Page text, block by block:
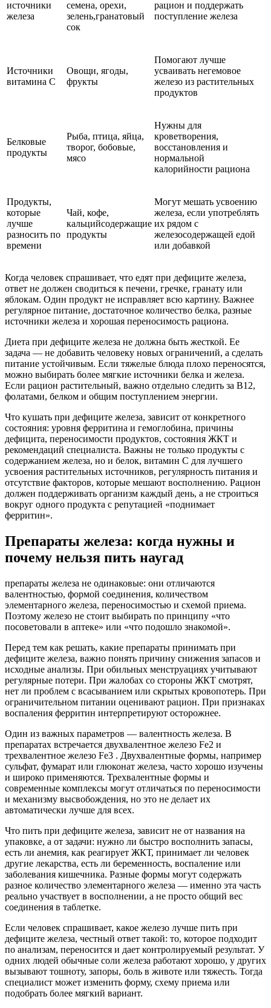
источники
железа
семена, орехи,
зелень,гранатовый
сок
рацион и поддержать
поступление железа
Источники
витамина C
Овощи, ягоды,
фрукты
Помогают лучше
усваивать негемовое
железо из растительных
продуктов
Белковые
продукты
Рыба, птица, яйца,
творог, бобовые,
мясо
Нужны для
кроветворения,
восстановления и
нормальной
калорийности рациона
Продукты,
которые
лучше
разносить по
времени
Чай, кофе,
кальцийсодержащие
продукты
Могут мешать усвоению
железа, если употреблять
их рядом с
железосодержащей едой
или добавкой
Когда человек спрашивает, что едят при дефиците железа,
ответ не должен сводиться к печени, гречке, гранату или
яблокам. Один продукт не исправляет всю картину. Важнее
регулярное питание, достаточное количество белка, разные
источники железа и хорошая переносимость рациона.
Диета при дефиците железа не должна быть жесткой. Ее
задача — не добавить человеку новых ограничений, а сделать
питание устойчивым. Если тяжелые блюда плохо переносятся,
можно выбирать более мягкие источники белка и железа.
Если рацион растительный, важно отдельно следить за B12,
фолатами, белком и общим поступлением энергии.
Что кушать при дефиците железа, зависит от конкретного
состояния: уровня ферритина и гемоглобина, причины
дефицита, переносимости продуктов, состояния ЖКТ и
рекомендаций специалиста. Важны не только продукты с
содержанием железа, но и белок, витамин C для лучшего
усвоения растительных источников, регулярность питания и
отсутствие факторов, которые мешают восполнению. Рацион
должен поддерживать организм каждый день, а не строиться
вокруг одного продукта с репутацией «поднимает
ферритин».
Препараты железа: когда нужны и
почему нельзя пить наугад
препараты железа не одинаковые: они отличаются
валентностью, формой соединения, количеством
элементарного железа, переносимостью и схемой приема.
Поэтому железо не стоит выбирать по принципу «что
посоветовали в аптеке» или «что подошло знакомой».
Перед тем как решать, какие препараты принимать при
дефиците железа, важно понять причину снижения запасов и
исходные анализы. При обильных менструациях учитывают
регулярные потери. При жалобах со стороны ЖКТ смотрят,
нет ли проблем с всасыванием или скрытых кровопотерь. При
ограничительном питании оценивают рацион. При признаках
воспаления ферритин интерпретируют осторожнее.
Один из важных параметров — валентность железа. В
препаратах встречается двухвалентное железо Fe2 и
трехвалентное железо Fe3 . Двухвалентные формы, например
сульфат, фумарат или глюконат железа, часто хорошо изучены
и широко применяются. Трехвалентные формы и
современные комплексы могут отличаться по переносимости
и механизму высвобождения, но это не делает их
автоматически лучше для всех.
Что пить при дефиците железа, зависит не от названия на
упаковке, а от задачи: нужно ли быстро восполнить запасы,
есть ли анемия, как реагирует ЖКТ, принимает ли человек
другие лекарства, есть ли беременность, воспаление или
заболевания кишечника. Разные формы могут содержать
разное количество элементарного железа — именно эта часть
реально участвует в восполнении, а не просто общий вес
соединения в таблетке.
Если человек спрашивает, какое железо лучше пить при
дефиците железа, честный ответ такой: то, которое подходит
по анализам, переносится и дает контролируемый результат. У
одних людей обычные соли железа работают хорошо, у других
вызывают тошноту, запоры, боль в животе или тяжесть. Тогда
специалист может изменить форму, схему приема или
подобрать более мягкий вариант.